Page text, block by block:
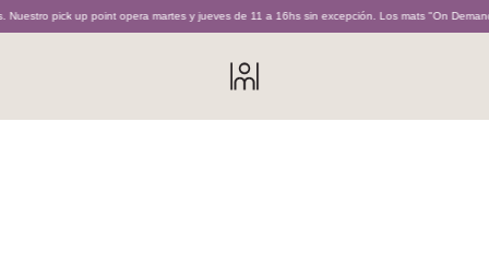
point opera martes y jueves de 11 a 16hs sin excepción. Los mats "On Demand" son